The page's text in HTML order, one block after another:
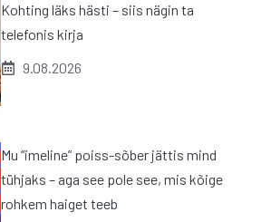
Kohting läks hästi – siis nägin ta
telefonis kirja
9.08.2026
Mu “imeline” poiss-sõber jättis mind
tühjaks – aga see pole see, mis kõige
rohkem haiget teeb